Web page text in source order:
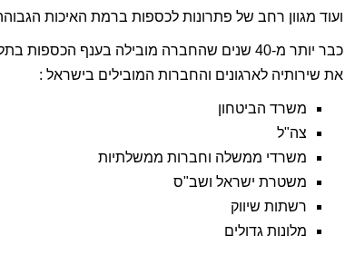
ועוד מגוון רחב של פתרונות לכספות ברמת האיכות
כבר יותר מ-40 שנים שהחברה מובילה בענף
את שירותיה לארגונים והחברות המובילים בישראל :
משרד הביטחון
צה"ל
משרדי ממשלה וחברות ממשלתיות
משטרת ישראל ושב"ס
רשתות שיווק
מלונות גדולים